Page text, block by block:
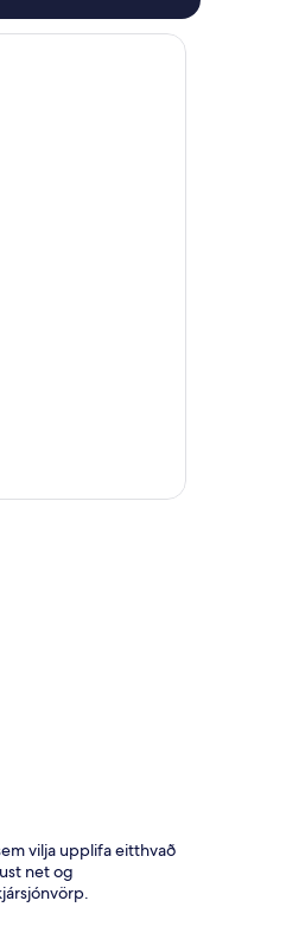
vilja upplifa eitthvað
net og